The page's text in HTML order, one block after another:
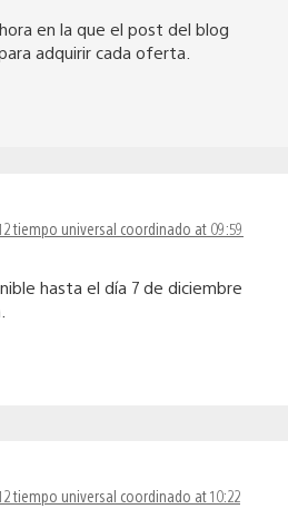
en la que el post del blog
adquirir cada oferta.
tiempo universal coordinado at 09:59
hasta el día 7 de diciembre
tiempo universal coordinado at 10:22